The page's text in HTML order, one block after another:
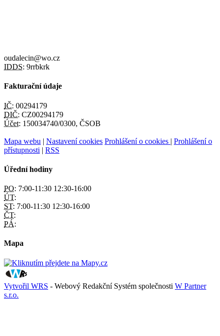
oudalecin@wo.cz
IDDS: 9rrbkrk
Fakturační údaje
IČ: 00294179
DIČ: CZ00294179
Účet: 150034740/0300, ČSOB
Mapa webu | Nastavení cookies Prohlášení o cookies | Prohlášení o
přístupnosti | RSS
Úřední hodiny
PO: 7:00-11:30 12:30-16:00
ÚT:
ST: 7:00-11:30 12:30-16:00
ČT:
PÁ:
Mapa
Vytvořil WRS - Webový Redakční Systém společnosti W Partner
s.r.o.